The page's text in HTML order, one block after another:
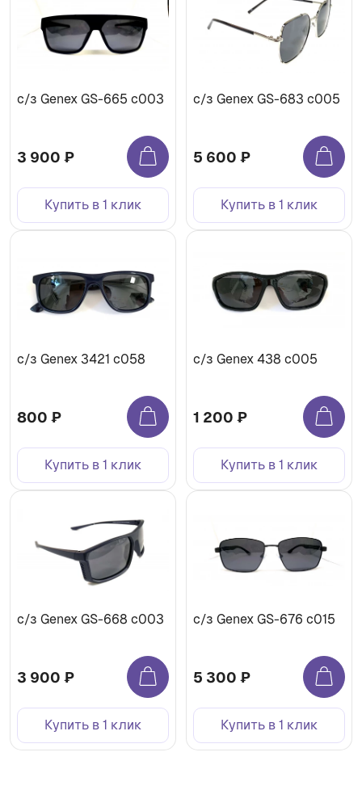
с/з Genex GS-665 с003
3 900 ₽
Купить в 1 клик
с/з Genex GS-683 с005
5 600 ₽
Купить в 1 клик
с/з Genex 3421 с058
800 ₽
Купить в 1 клик
с/з Genex 438 с005
1 200 ₽
Купить в 1 клик
с/з Genex GS-668 с003
3 900 ₽
Купить в 1 клик
с/з Genex GS-676 с015
5 300 ₽
Купить в 1 клик